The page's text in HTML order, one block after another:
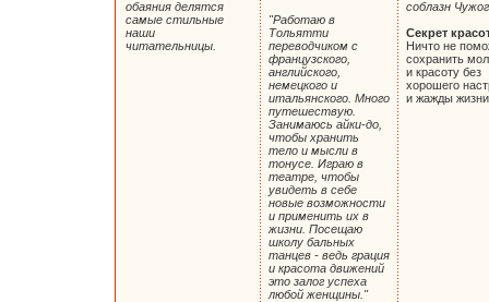
обаяния делятся
самые стильные
наши
читательницы.
"Работаю в
Тольятти
переводчиком с
французского,
английского,
немецкого и
итальянского. Много
путешествую.
Занимаюсь айки-до,
чтобы хранить
тело и мысли в
тонусе. Играю в
театре, чтобы
увидеть в себе
новые возможности
и применить их в
жизни. Посещаю
школу бальных
танцев - ведь грация
и красота движений
это залог успеха
любой женщины."
соблазн
Секрет
Ничто не
сохранить
и красоту без
хорошего
и жажды